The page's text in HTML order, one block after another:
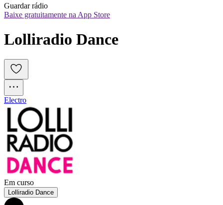
Guardar rádio
Baixe gratuitamente na App Store
Lolliradio Dance
Electro
Em curso
Lolliradio Dance